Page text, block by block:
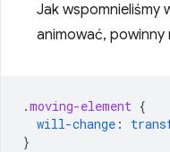
Jak wspomnieliśmy
animować, powinny
.moving-element {
will-change :
}